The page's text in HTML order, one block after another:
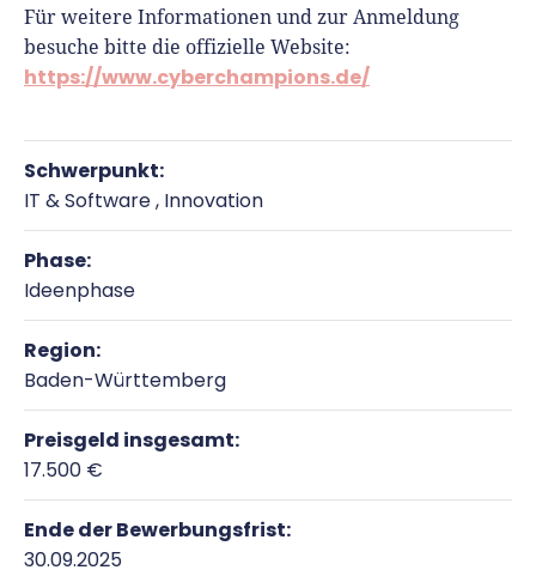
Für weitere Informationen und zur Anmeldung
besuche bitte die offizielle Website:
https://www.cyberchampions.de/
Schwerpunkt:
IT & Software , Innovation
Phase:
Ideenphase
Region:
Baden-Württemberg
Preisgeld insgesamt:
17.500 €
Ende der Bewerbungsfrist:
30.09.2025